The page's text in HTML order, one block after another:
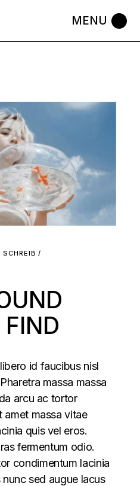
SCHREIB
id faucibus nisl
massa massa
arcu ac tortor
amet massa vitae
quis vel eros.
fermentum odio.
condimentum lacinia
sed augue lacus